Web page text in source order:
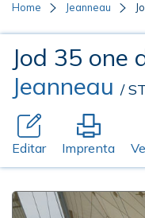
Home Jeanneau
Jod 35 one
Jeanneau /
Editar Imprenta